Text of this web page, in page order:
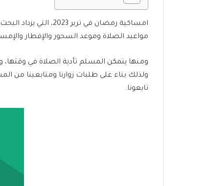
امساكية رمضان في
مواعيد الصلاة وموعد السحور والإفطار
ومنها يتمكن المسلم تأدية الصلاة في
ولذلك بناء على طلبات زوارنا ومتابعينا من
تابعونا.